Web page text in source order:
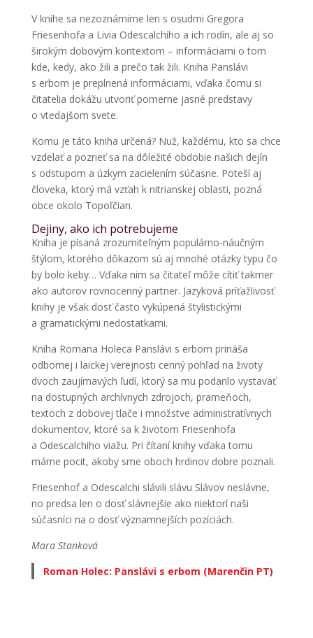
V knihe sa nezoznámime len s osudmi Gregora
Friesenhofa a Livia Odescalchiho a ich rodín, ale aj so
širokým dobovým kontextom – informáciami o tom
kde, kedy, ako žili a prečo tak žili. Kniha Panslávi
s erbom je preplnená informáciami, vďaka čomu si
čitatelia dokážu utvoriť pomerne jasné predstavy
o vtedajšom svete.
Komu je táto kniha určená? Nuž, každému, kto sa chce
vzdelať a pozrieť sa na dôležité obdobie našich dejín
s odstupom a úzkym zacielením súčasne. Poteší aj
človeka, ktorý má vzťah k nitrianskej oblasti, pozná
obce okolo Topoľčian.
Dejiny, ako ich potrebujeme
Kniha je písaná zrozumiteľným populárno-náučným
štýlom, ktorého dôkazom sú aj mnohé otázky typu čo
by bolo keby… Vďaka nim sa čitateľ môže cítiť takmer
ako autorov rovnocenný partner. Jazyková príťažlivosť
knihy je však dosť často vykúpená štylistickými
a gramatickými nedostatkami.
Kniha Romana Holeca Panslávi s erbom prináša
odbornej i laickej verejnosti cenný pohľad na životy
dvoch zaujímavých ľudí, ktorý sa mu podarilo vystavať
na dostupných archívnych zdrojoch, prameňoch,
textoch z dobovej tlače i množstve administratívnych
dokumentov, ktoré sa k životom Friesenhofa
a Odescalchiho viažu. Pri čítaní knihy vďaka tomu
máme pocit, akoby sme oboch hrdinov dobre poznali.
Friesenhof a Odescalchi slávili slávu Slávov neslávne,
no predsa len o dosť slávnejšie ako niektorí naši
súčasníci na o dosť významnejších pozíciách.
Mara Stanková
Roman Holec: Panslávi s erbom (Marenčin PT)